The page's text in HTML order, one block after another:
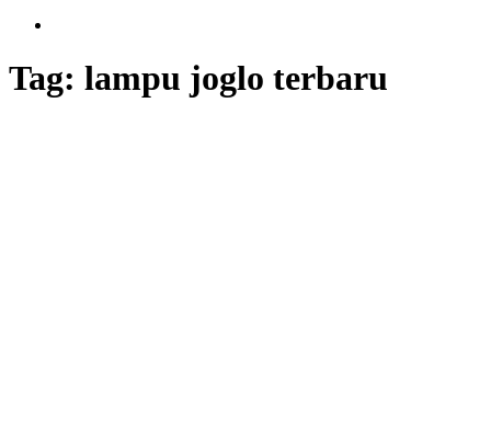
Tag: lampu joglo terbaru